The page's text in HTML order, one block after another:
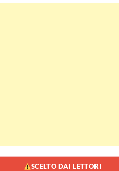
SCELTO DAI LETTORI